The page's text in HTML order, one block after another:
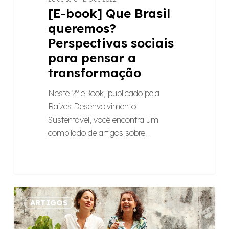
[E-book] Que Brasil
queremos?
Perspectivas sociais
para pensar a
transformação
Neste 2º eBook, publicado pela
Raízes Desenvolvimento
Sustentável, você encontra um
compilado de artigos sobre…
Raízes
inicia
série
ARTIGOS